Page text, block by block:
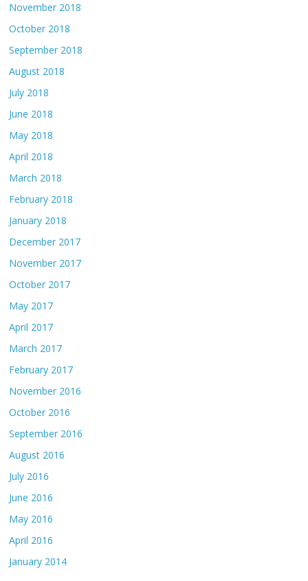
November 2018
October 2018
September 2018
August 2018
July 2018
June 2018
May 2018
April 2018
March 2018
February 2018
January 2018
December 2017
November 2017
October 2017
May 2017
April 2017
March 2017
February 2017
November 2016
October 2016
September 2016
August 2016
July 2016
June 2016
May 2016
April 2016
January 2014